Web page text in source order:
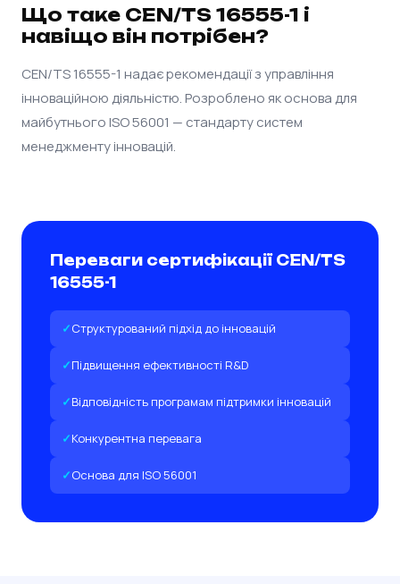
Що таке CEN/TS 16555-1 і
навіщо він потрібен?
CEN/TS 16555-1 надає рекомендації з управління
інноваційною діяльністю. Розроблено як основа для
майбутнього ISO 56001 — стандарту систем
менеджменту інновацій.
Переваги сертифікації CEN/TS
16555-1
Структурований підхід до інновацій
Підвищення ефективності R&D
Відповідність програмам підтримки інновацій
Конкурентна перевага
Основа для ISO 56001